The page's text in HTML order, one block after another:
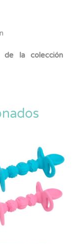
de la colección